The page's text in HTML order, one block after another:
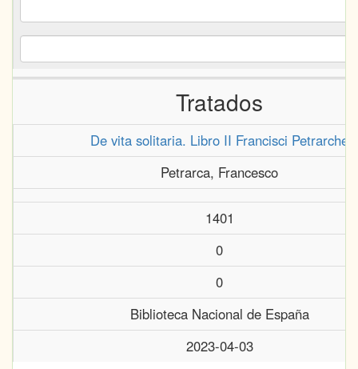
Tratados
De vita solitaria. Libro II Francisci Petrarche
Petrarca, Francesco
1401
0
0
Biblioteca Nacional de España
2023-04-03